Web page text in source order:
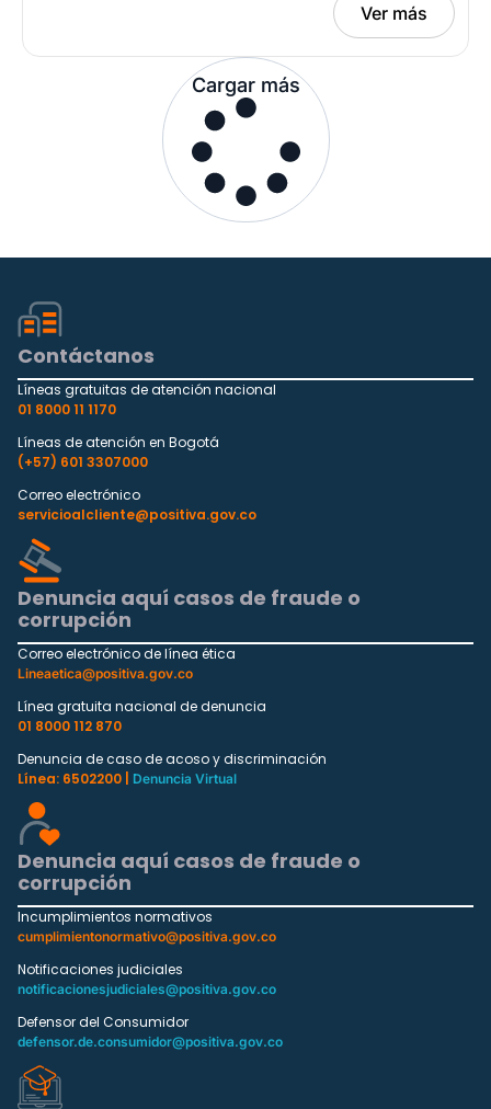
Ver más
Cargar más
Contáctanos
Líneas gratuitas de atención nacional
01 8000 11 1170
Líneas de atención en Bogotá
(+57) 601 3307000
Correo electrónico
servicioalcliente@positiva.gov.co
Denuncia aquí casos de fraude o
corrupción
Correo electrónico de línea ética
Lineaetica@positiva.gov.co
Línea gratuita nacional de denuncia
01 8000 112 870
Denuncia de caso de acoso y discriminación
Línea: 6502200 |
Denuncia Virtual
Denuncia aquí casos de fraude o
corrupción
Incumplimientos normativos
cumplimientonormativo@positiva.gov.co
Notificaciones judiciales
notificacionesjudiciales@positiva.gov.co
Defensor del Consumidor
defensor.de.consumidor@positiva.gov.co